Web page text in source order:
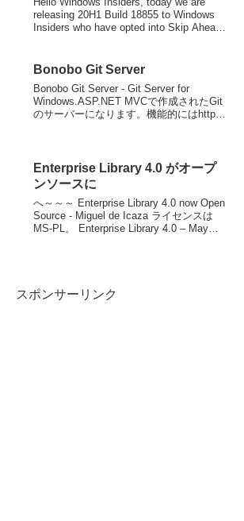
releasing 20H1 Build 18855 to Windows
Insiders who have opted into Skip Ahead.
Bonobo Git Server
Bonobo Git Server - Git Server for
Windows.ASP.NET MVCで作成されたGit
のサーバーになります。機能的にはhttpに
Enterprise Library 4.0 がオープ
ンソースに
へ～～～ Enterprise Library 4.0 now Open
Source - Miguel de Icaza ライセンスは
MS-PL。 Enterprise Library 4.0 – May
スポンサーリンク